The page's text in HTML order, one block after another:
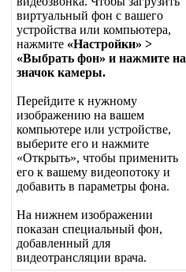
виртуальный фон с вашего
устройства или компьютера,
нажмите «Настройки» >
«Выбрать фон» и нажмите на
значок камеры.
Перейдите к нужному
изображению на вашем
компьютере или устройстве,
выберите его и нажмите
«Открыть», чтобы применить
его к вашему видеопотоку и
добавить в параметры фона.
На нижнем изображении
показан специальный фон,
добавленный для
видеотрансляции врача.